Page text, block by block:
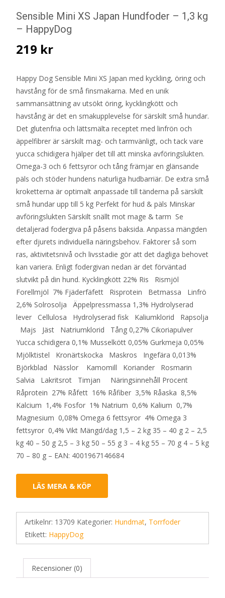
Sensible Mini XS Japan Hundfoder – 1,3 kg
– HappyDog
219 kr
Happy Dog Sensible Mini XS Japan med kyckling, öring och
havstång för de små finsmakarna. Med en unik
sammansättning av utsökt öring, kycklingkött och
havstång är det en smakupplevelse för särskilt små hundar.
Det glutenfria och lättsmälta receptet med linfrön och
äppelfibrer är särskilt mag- och tarmvänligt, och tack vare
yucca schidigera hjälper det till att minska avföringslukten.
Omega-3 och 6 fettsyror och tång främjar en glänsande
päls och stöder hundens naturliga hudbarriär. De extra små
kroketterna är optimalt anpassade till tänderna på särskilt
små hundar upp till 5 kg Perfekt för hud & päls Minskar
avföringslukten Särskilt snällt mot mage & tarm Se
detaljerad fodergiva på påsens baksida. Anpassa mängden
efter djurets individuella näringsbehov. Faktorer så som
ras, aktivitetsnivå och livsstadie gör att det dagliga behovet
kan variera. Enligt fodergivan nedan är det förväntad
slutvikt på din hund. Kycklingkött 22% Ris Rismjöl
Forellmjöl 7% Fjäderfäfett Risprotein Betmassa Linfrö
2,6% Solrosolja Äppelpressmassa 1,3% Hydrolyserad
lever Cellulosa Hydrolyserad fisk Kaliumklorid Rapsolja
Majs Jäst Natriumklorid Tång 0,27% Cikoriapulver
Yucca schidigera 0,1% Musselkött 0,05% Gurkmeja 0,05%
Mjölktistel Kronärtskocka Maskros Ingefära 0,013%
Björkblad Nässlor Kamomill Koriander Rosmarin
Salvia Lakritsrot Timjan Näringsinnehåll Procent
Råprotein 27% Råfett 16% Råfiber 3,5% Råaska 8,5%
Kalcium 1,4% Fosfor 1% Natrium 0,6% Kalium 0,7%
Magnesium 0,08% Omega 6 fettsyror 4% Omega 3
fettsyror 0,4% Vikt Mängd/dag 1,5 – 2 kg 35 – 40 g 2 – 2,5
kg 40 – 50 g 2,5 – 3 kg 50 – 55 g 3 – 4 kg 55 – 70 g 4 – 5 kg
70 – 80 g – EAN: 4001967146684
LÄS MERA & KÖP
Artikelnr: 13709 Kategorier: Hundmat, Torrfoder
Etikett: HappyDog
Recensioner (0)